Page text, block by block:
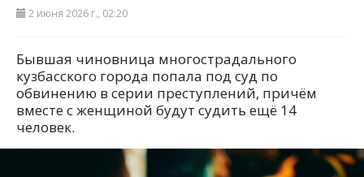
2 июня 2026 г., 02:20
Бывшая чиновница многострадального
кузбасского города попала под суд по
обвинению в серии преступлений, причём
вместе с женщиной будут судить ещё 14
человек.